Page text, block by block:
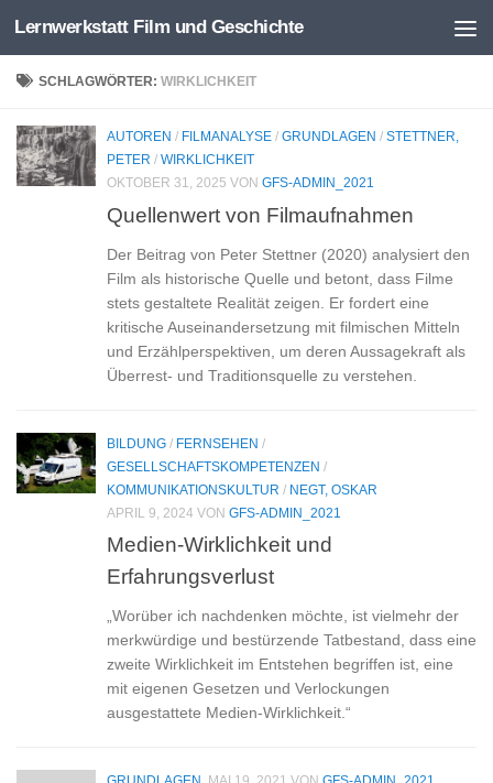
Zum Inhalt springen
Lernwerkstatt Film und Geschichte
SCHLAGWÖRTER:WIRKLICHKEIT
AUTOREN / FILMANALYSE / GRUNDLAGEN / STETTNER,
PETER / WIRKLICHKEIT
OKTOBER 31, 2025 VON GFS-ADMIN_2021
Quellenwert von Filmaufnahmen
Der Beitrag von Peter Stettner (2020) analysiert den
Film als historische Quelle und betont, dass Filme
stets gestaltete Realität zeigen. Er fordert eine
kritische Auseinandersetzung mit filmischen Mitteln
und Erzählperspektiven, um deren Aussagekraft als
Überrest- und Traditionsquelle zu verstehen.
BILDUNG / FERNSEHEN /
GESELLSCHAFTSKOMPETENZEN /
KOMMUNIKATIONSKULTUR / NEGT, OSKAR
APRIL 9, 2024 VON GFS-ADMIN_2021
Medien-Wirklichkeit und
Erfahrungsverlust
„Worüber ich nachdenken möchte, ist vielmehr der
merkwürdige und bestürzende Tatbestand, dass eine
zweite Wirklichkeit im Entstehen begriffen ist, eine
mit eigenen Gesetzen und Verlockungen
ausgestattete Medien-Wirklichkeit.“